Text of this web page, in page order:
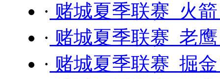
· 赌城夏季联赛 火
· 赌城夏季联赛 老
· 赌城夏季联赛 掘